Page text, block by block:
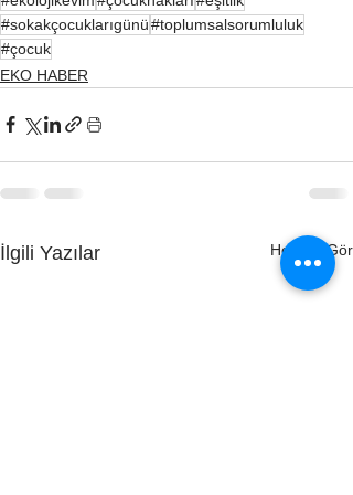
#sokakçocuklarıgünü#toplumsalsorumluluk
#çocuk
EKO HABER
İlgili Yazılar Hepsini Gör